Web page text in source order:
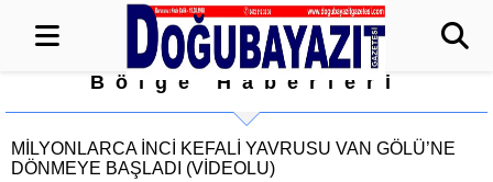
Bölge Haberleri
MILYONLARCA INCI KEFALI YAVRUSU VAN GÖLÜ’NE
DÖNMEYE BAŞLADI (VIDEOLU)